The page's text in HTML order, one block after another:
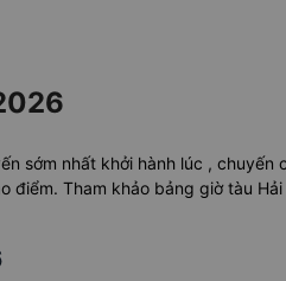
sớm nhất khởi hành lúc , chuyến
Tham khảo bảng giờ tàu